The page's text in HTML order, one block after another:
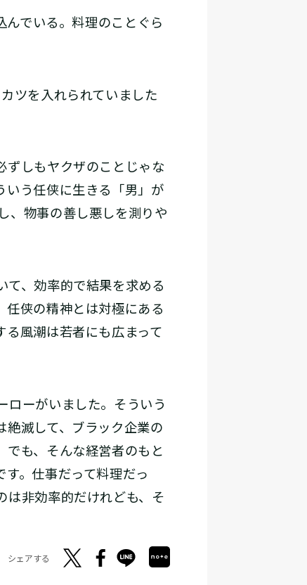
んでいる。料理のことぐら
ツを入れられていました
ずしもヤクザのことじゃな
いう任侠に生きる「男」が
、物事の善し悪しを測りや
、効率的で結果を求める
任侠の精神とは対極にある
風潮は若者にも広まって
ーがいました。そういう
絶滅して、ブラック企業の
でも、そんな経営者のもと
。仕事だって料理だっ
は非効率的だけれども、そ
シェアする